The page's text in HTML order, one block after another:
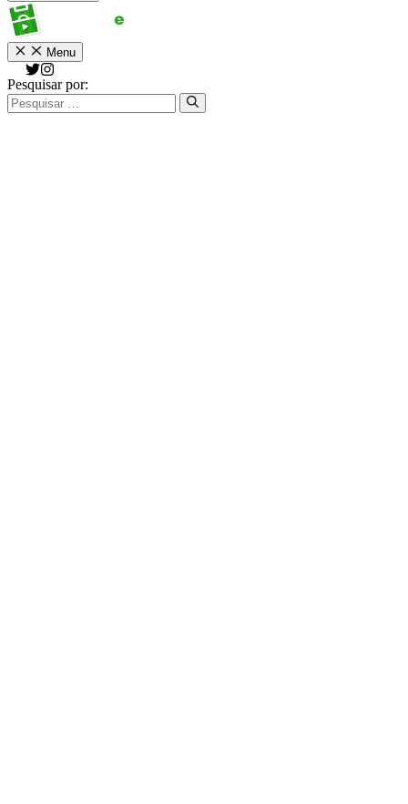
Menu
Pesquisar por: